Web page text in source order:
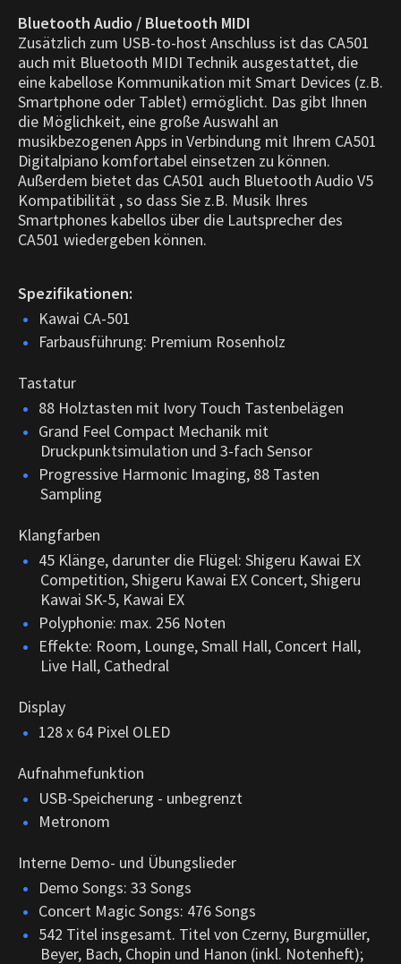
Bluetooth Audio / Bluetooth MIDI
Zusätzlich zum USB-to-host Anschluss ist das CA501
auch mit Bluetooth MIDI Technik ausgestattet, die
eine kabellose Kommunikation mit Smart Devices (z.B.
Smartphone oder Tablet) ermöglicht. Das gibt Ihnen
die Möglichkeit, eine große Auswahl an
musikbezogenen Apps in Verbindung mit Ihrem CA501
Digitalpiano komfortabel einsetzen zu können.
Außerdem bietet das CA501 auch Bluetooth Audio V5
Kompatibilität , so dass Sie z.B. Musik Ihres
Smartphones kabellos über die Lautsprecher des
CA501 wiedergeben können.
Spezifikationen:
Kawai CA-501
Farbausführung: Premium Rosenholz
Tastatur
88 Holztasten mit Ivory Touch Tastenbelägen
Grand Feel Compact Mechanik mit
Druckpunktsimulation und 3-fach Sensor
Progressive Harmonic Imaging, 88 Tasten
Sampling
Klangfarben
45 Klänge, darunter die Flügel: Shigeru Kawai EX
Competition, Shigeru Kawai EX Concert, Shigeru
Kawai SK-5, Kawai EX
Polyphonie: max. 256 Noten
Effekte: Room, Lounge, Small Hall, Concert Hall,
Live Hall, Cathedral
Display
128 x 64 Pixel OLED
Aufnahmefunktion
USB-Speicherung - unbegrenzt
Metronom
Interne Demo- und Übungslieder
Demo Songs: 33 Songs
Concert Magic Songs: 476 Songs
542 Titel insgesamt. Titel von Czerny, Burgmüller,
Beyer, Bach, Chopin und Hanon (inkl. Notenheft);